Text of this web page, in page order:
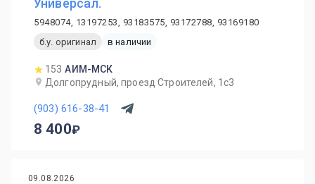
Универсал.
5948074, 13197253, 93183575, 93172788, 93169180
б.у. оригинал
в наличии
153 АИМ-МСК
Долгопрудный, проезд Строителей, 1с3
(903) 616-38-41
8 400
09.08.2026